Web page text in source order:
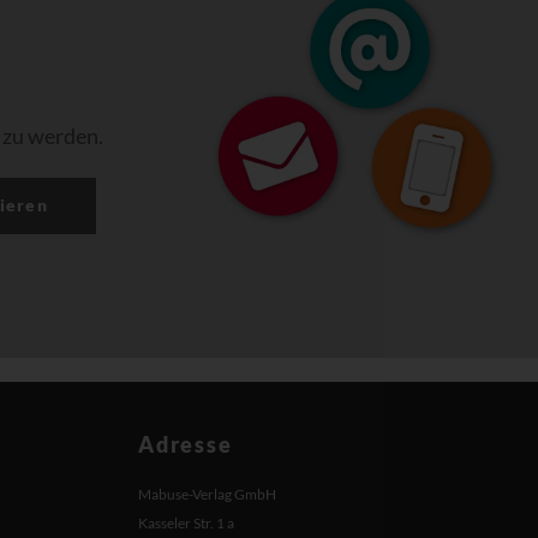
werden.
Adresse
Mabuse-Verlag GmbH
Kasseler Str. 1 a